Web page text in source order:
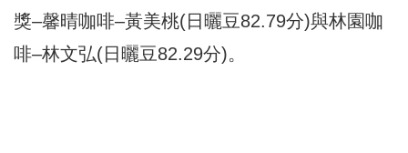
獎–馨晴咖啡–黃美桃(日曬豆82.79分)與林園咖
啡–林文弘(日曬豆82.29分)。